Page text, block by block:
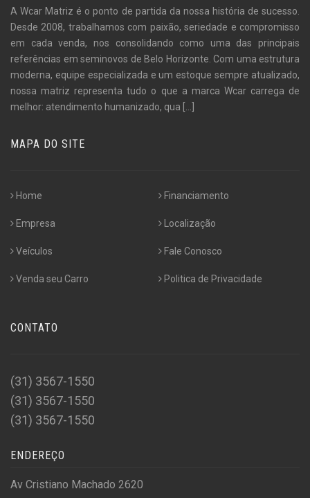
A Wcar Matriz é o ponto de partida da nossa história de sucesso.
Desde 2008, trabalhamos com paixão, seriedade e compromisso
em cada venda, nos consolidando como uma das principais
referências em seminovos de Belo Horizonte. Com uma estrutura
moderna, equipe especializada e um estoque sempre atualizado,
nossa matriz representa tudo o que a marca Wcar carrega de
melhor: atendimento humanizado, qua [...]
MAPA DO SITE
Home
Empresa
Veículos
Venda seu Carro
Financiamento
Localização
Fale Conosco
Politica de Privacidade
CONTATO
(31) 3567-1550
(31) 3567-1550
(31) 3567-1550
ENDEREÇO
Av Cristiano Machado 2620